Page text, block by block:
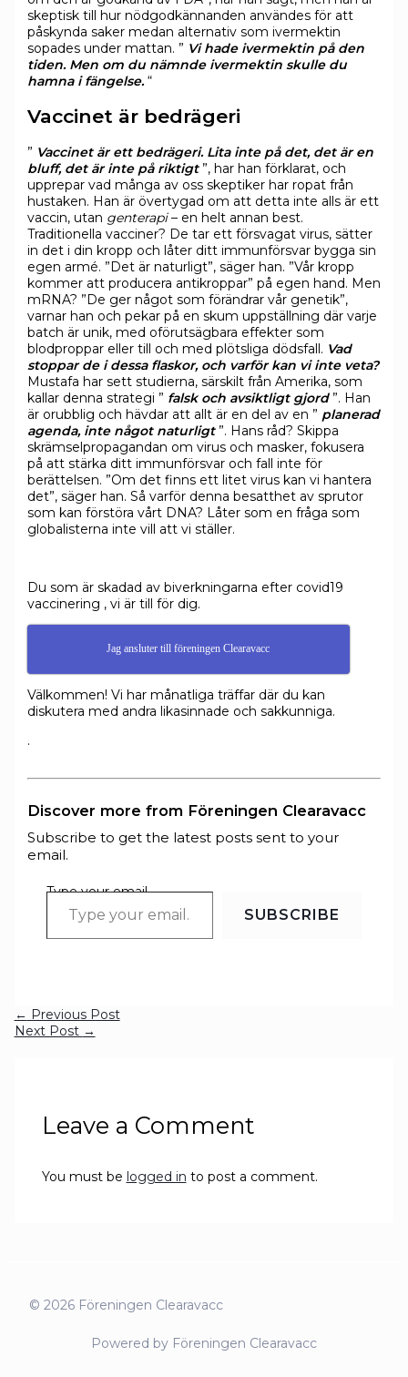
skeptisk till hur nödgodkännanden användes för att
påskynda saker medan alternativ som ivermektin
sopades under mattan. ” Vi hade ivermektin på den
tiden. Men om du nämnde ivermektin skulle du
hamna i fängelse.“
Vaccinet är bedrägeri
” Vaccinet är ett bedrägeri. Lita inte på det, det är en
bluff, det är inte på riktigt”, har han förklarat, och
upprepar vad många av oss skeptiker har ropat från
hustaken. Han är övertygad om att detta inte alls är ett
vaccin, utan genterapi– en helt annan best.
Traditionella vacciner? De tar ett försvagat virus, sätter
in det i din kropp och låter ditt immunförsvar bygga sin
egen armé. ”Det är naturligt”, säger han. ”Vår kropp
kommer att producera antikroppar” på egen hand. Men
mRNA? ”De ger något som förändrar vår genetik”,
varnar han och pekar på en skum uppställning där varje
batch är unik, med oförutsägbara effekter som
blodproppar eller till och med plötsliga dödsfall. Vad
stoppar de i dessa flaskor, och varför kan vi inte veta?
Mustafa har sett studierna, särskilt från Amerika, som
kallar denna strategi ” falsk och avsiktligt gjord”. Han
är orubblig och hävdar att allt är en del av en ” planerad
agenda, inte något naturligt”. Hans råd? Skippa
skrämselpropagandan om virus och masker, fokusera
på att stärka ditt immunförsvar och fall inte för
berättelsen. ”Om det finns ett litet virus kan vi hantera
det”, säger han. Så varför denna besatthet av sprutor
som kan förstöra vårt DNA? Låter som en fråga som
globalisterna inte vill att vi ställer.
Du som är skadad av biverkningarna efter covid19
vaccinering , vi är till för dig.
Jag ansluter till föreningen Clearavacc
Välkommen! Vi har månatliga träffar där du kan
diskutera med andra likasinnade och sakkunniga.
.
Discover more from Föreningen Clearavacc
Subscribe to get the latest posts sent to your
email.
Type your email…
SUBSCRIBE
← Previous Post
Next Post →
Leave a Comment
You must be logged in to post a comment.
© 2026 Föreningen Clearavacc
Powered by Föreningen Clearavacc